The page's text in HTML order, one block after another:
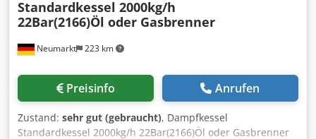
Neumarkt 223 km
Standardkessel 2000kg/h
22Bar(2166)Öl oder Gasbrenner
Preisinfo Anrufen
Zustand: sehr gut (gebraucht), Dampfkessel
Standardkessel 2000kg/h 22Bar(2166)Öl oder Gasbrenner